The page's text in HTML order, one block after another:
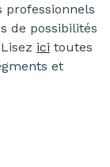
de possibilités
ici toutes
et